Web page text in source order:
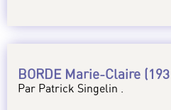
BORDE Marie-Claire
Par Patrick Singelin .